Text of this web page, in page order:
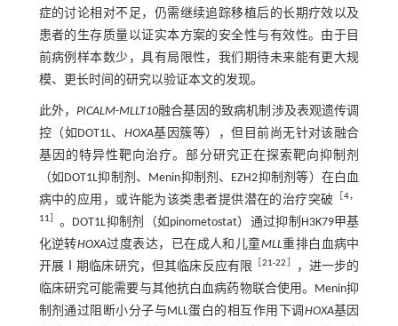
症的讨论相对不足，仍需继续追踪移植后的长期疗效以及
患者的生存质量以证实本方案的安全性与有效性。由于目
前病例样本数少，具有局限性，我们期待未来能有更大规
模、更长时间的研究以验证本文的发现。
此外，PICALM-MLLT10融合基因的致病机制涉及表观遗传调
控（如DOT1L、 HOXA基因簇等），但目前尚无针对该融合
基因的特异性靶向治疗。部分研究正在探索靶向抑制剂
（如DOT1L抑制剂、Menin抑制剂、EZH2抑制剂等）在白血
病中的应用，或许能为该类患者提供潜在的治疗突破
4，
11
。DOT1L抑制剂（如pinometostat）通过抑制H3K79甲基
化逆转HOXA过度表达，已在成人和儿童MLL重排白血病中
开展Ⅰ期临床研究，但其临床反应有限 ［21-22
，进一步的
临床研究可能需要与其他抗白血病药物联合使用。Menin抑
制剂通过阻断小分子与MLL蛋白的相互作用下调 HOXA基因